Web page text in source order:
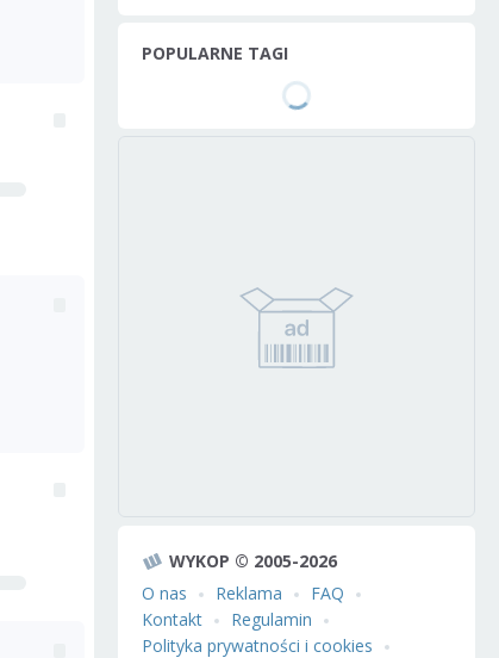
POPULARNE TAGI
WYKOP © 2005-2026
O nas
Reklama
FAQ
Kontakt
Regulamin
Polityka prywatności i cookies